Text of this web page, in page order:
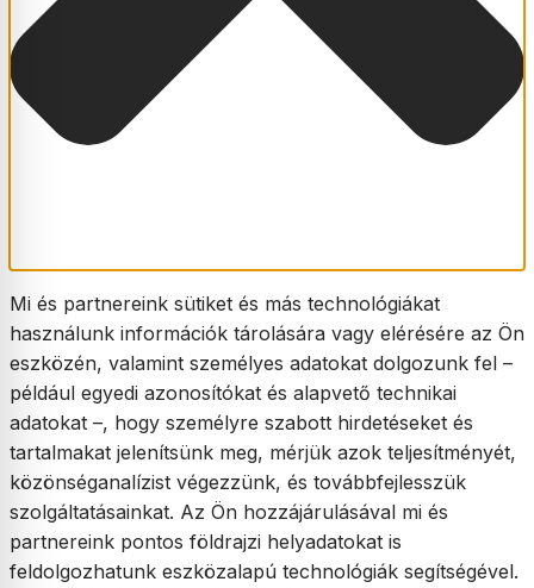
Mi és partnereink sütiket és más technológiákat
használunk információk tárolására vagy elérésére az Ön
eszközén, valamint személyes adatokat dolgozunk fel –
például egyedi azonosítókat és alapvető technikai
adatokat –, hogy személyre szabott hirdetéseket és
tartalmakat jelenítsünk meg, mérjük azok teljesítményét,
közönséganalízist végezzünk, és továbbfejlesszük
szolgáltatásainkat. Az Ön hozzájárulásával mi és
partnereink pontos földrajzi helyadatokat is
feldolgozhatunk eszközalapú technológiák segítségével.